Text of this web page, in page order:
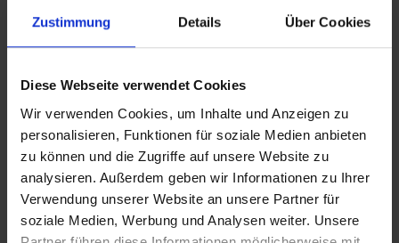
Zustimmung Details Über Cookies
Diese Webseite verwendet Cookies
Wir verwenden Cookies, um Inhalte und Anzeigen zu
personalisieren, Funktionen für soziale Medien anbieten
zu können und die Zugriffe auf unsere Website zu
analysieren. Außerdem geben wir Informationen zu Ihrer
Verwendung unserer Website an unsere Partner für
soziale Medien, Werbung und Analysen weiter. Unsere
© DOSB_Sparkasse